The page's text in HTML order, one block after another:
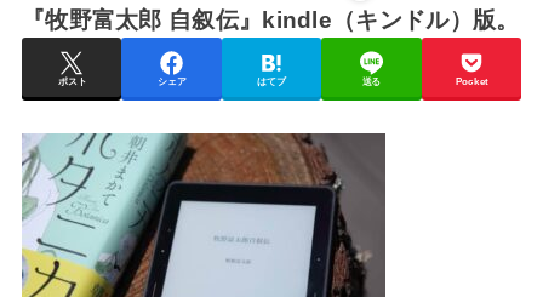
『牧野富太郎 自叙伝』kindle（キンドル）版。
ポスト シェア はてブ 送る Pocket